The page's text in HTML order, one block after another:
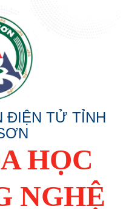
ĐIỆN TỬ TỈNH
HỌC
NGHỆ